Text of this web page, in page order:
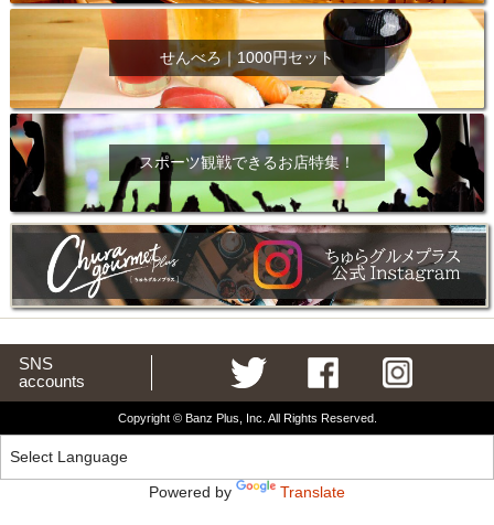
せんべろ｜1000円セット
スポーツ観戦できるお店特集！
SNS
accounts
Copyright © Banz Plus, Inc. All Rights Reserved.
Powered by Translate